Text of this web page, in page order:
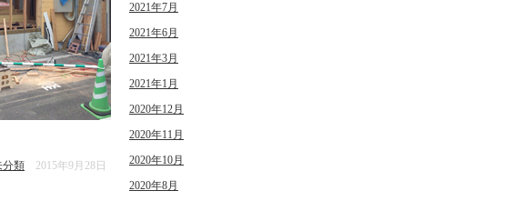
分類 2015年9月28日
2021年7月
2021年6月
2021年3月
2021年1月
2020年12月
2020年11月
2020年10月
2020年8月